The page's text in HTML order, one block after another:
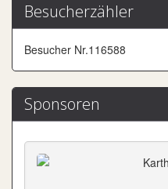
Besucherzähler
Besucher Nr.116588
Sponsoren